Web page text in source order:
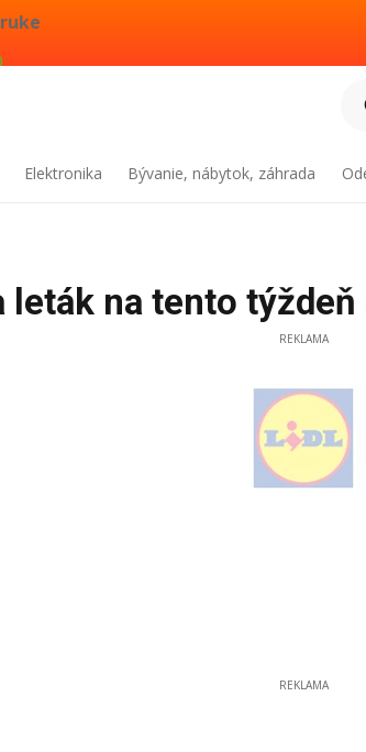
Elektronika Bývanie, nábytok, záhrada
leták na tento
REKLAMA
REKLAMA